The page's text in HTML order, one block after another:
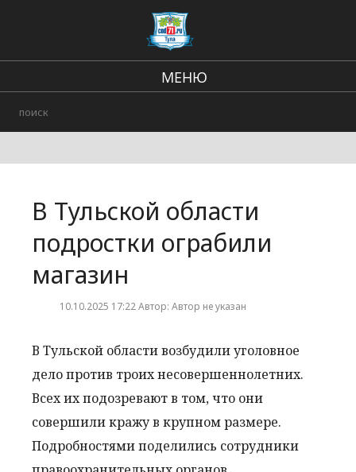
МЕНЮ
Городские события
В Тульской области
подростки ограбили
магазин
10.10.2025 17:22 Автор: Автор не указан
В Тульской области возбудили уголовное
дело против троих несовершеннолетних.
Всех их подозревают в том, что они
совершили кражу в крупном размере.
Подробностями поделились сотрудники